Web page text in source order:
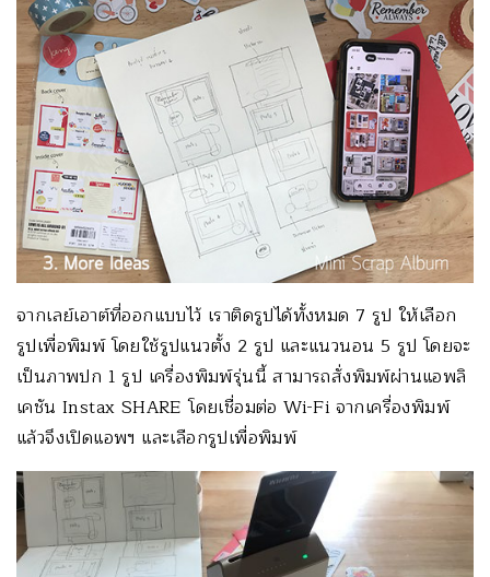
จากเลย์เอาต์ที่ออกแบบไว้ เราติดรูปได้ทั้งหมด 7 รูป ให้เลือก
รูปเพื่อพิมพ์ โดยใช้รูปแนวตั้ง 2 รูป และแนวนอน 5 รูป โดยจะ
เป็นภาพปก 1 รูป เครื่องพิมพ์รุ่นนี้ สามารถสั่งพิมพ์ผ่านแอพลิ
เคชัน Instax SHARE โดยเชื่อมต่อ Wi-Fi จากเครื่องพิมพ์
แล้วจึงเปิดแอพฯ และเลือกรูปเพื่อพิมพ์